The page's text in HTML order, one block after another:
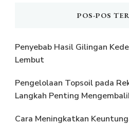
POS-POS
Penyebab Hasil Gilingan
Lembut
Pengelolaan Topsoil pada
Langkah Penting
Cara Meningkatkan